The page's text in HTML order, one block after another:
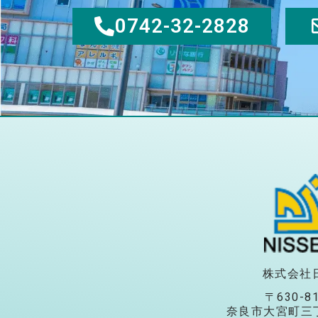
0742-32-2828
株式会社
〒630-
奈良市大宮町三